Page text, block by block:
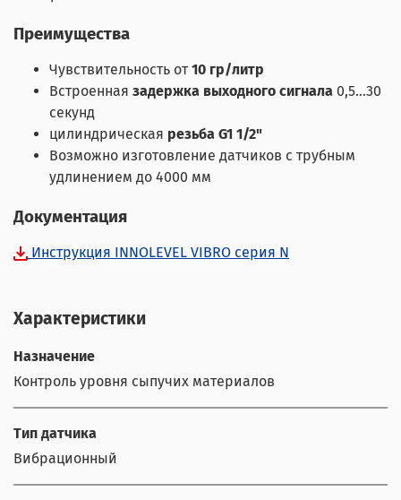
Преимущества
Чувствительность от10 гр/литр
Встроенная задержка выходного сигнала 0,5…30
секунд
цилиндрическая резьба G1 1/2"
Возможно изготовление датчиков с трубным
удлинением до 4000 мм
Документация
Инструкция INNOLEVEL VIBRO серия N
Характеристики
Назначение
Контроль уровня сыпучих материалов
Тип датчика
Вибрационный